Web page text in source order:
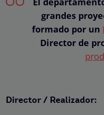
grandes
formado por un
Director de
Director / Realizador: